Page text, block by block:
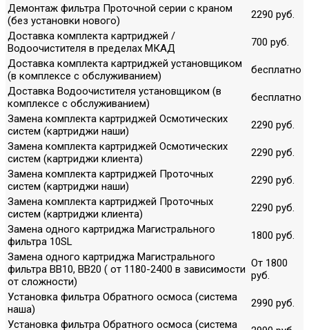
Демонтаж фильтра Проточной серии с краном
(без установки нового)
2290 руб.
Доставка комплекта картриджей /
Водоочистителя в пределах МКАД
700 руб.
Доставка комплекта картриджей установщиком
(в комплексе с обслуживанием)
бесплатно
Доставка Водоочистителя установщиком (в
комплексе с обслуживанием)
бесплатно
Замена комплекта картриджей Осмотических
систем (картриджи наши)
2290 руб.
Замена комплекта картриджей Осмотических
систем (картриджи клиента)
2290 руб.
Замена комплекта картриджей Проточных
систем (картриджи наши)
2290 руб.
Замена комплекта картриджей Проточных
систем (картриджи клиента)
2290 руб.
Замена одного картриджа Магистрального
фильтра 10SL
1800 руб.
Замена одного картриджа Магистрального
фильтра ВВ10, ВВ20 ( от 1180-2400 в зависимости
от сложности)
От 1800
руб.
Установка фильтра Обратного осмоса (система
наша)
2990 руб.
Установка фильтра Обратного осмоса (система